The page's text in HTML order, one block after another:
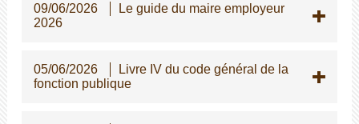
09/06/2026
Le guide du maire employeur
2026
05/06/2026
Livre IV du code général de la
fonction publique